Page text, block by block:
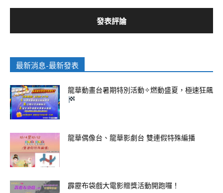
最新消息-最新發表
龍華動畫台暑期特別活動✧燃動盛夏，極速狂飆
龍華偶像台、龍華影劇台 雙連假特殊編播
霹靂布袋戲大電影贈獎活動開跑囉！